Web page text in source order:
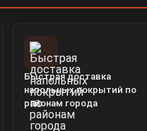
Быстрая доставка
напольных покрытий по
районам города